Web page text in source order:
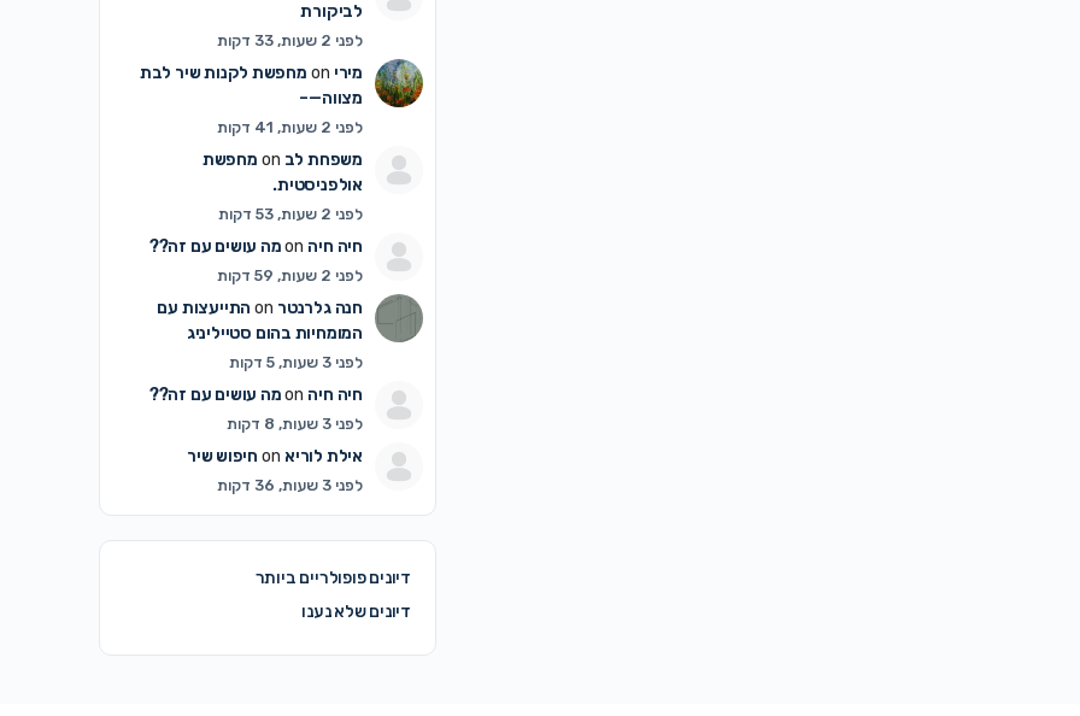
לביקורת
לפני 2 שעות, 33 דקות
מירי
מחפשת לקנות שיר לבת
מצווה—–
לפני 2 שעות, 41 דקות
משפחת לב
מחפשת
אולפניסטית.
לפני 2 שעות, 53 דקות
חיה חיה מה עושים עם זה??
לפני 2 שעות, 59 דקות
חנה גלרנטר
התייעצות עם
המומחיות בהום סטייליניג
לפני 3 שעות, 5 דקות
חיה חיה מה עושים עם זה??
לפני 3 שעות, 8 דקות
אילת לוריאon חיפוש שיר
לפני 3 שעות, 36 דקות
דיונים פופולריים ביותר
דיונים שלא נענו